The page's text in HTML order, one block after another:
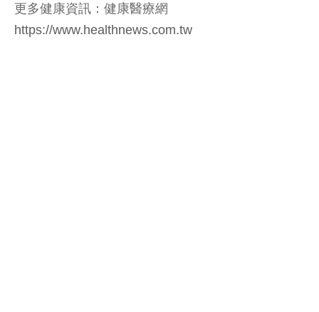
更多健康資訊：健康醫療網
https://www.healthnews.com.tw